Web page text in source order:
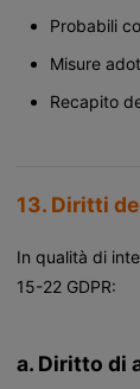
Probabili
Misure
Recapito
13. Diritti
In qualità di
15-22 GDPR:
a. Diritto di